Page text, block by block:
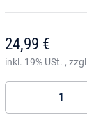
24,99 €
inkl. 19% USt. ,